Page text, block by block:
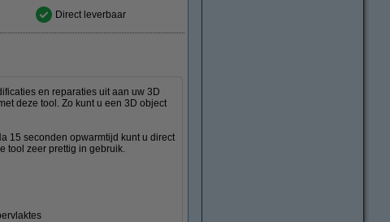
Direct leverbaar
en reparaties uit aan uw 3D
deze tool. Zo kunt u een 3D object
15 seconden opwarmtijd kunt u direct
tool zeer prettig in gebruik.